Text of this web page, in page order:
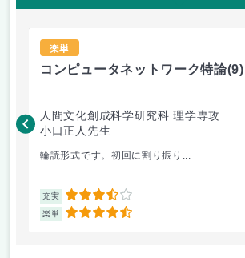
楽単
コンピュータネットワーク特論(9)
人間文化創成科学研究科 理学専攻
小口正人先生
輪読形式です。初回に割り振り...
充実 3.5
楽単 4.5